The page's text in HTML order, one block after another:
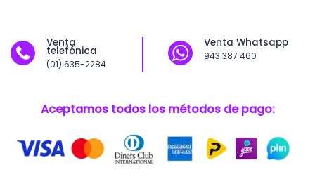
Venta
telefónica
(01) 635-2284
Venta Whatsapp
943 387 460
Aceptamos todos los métodos de pago: